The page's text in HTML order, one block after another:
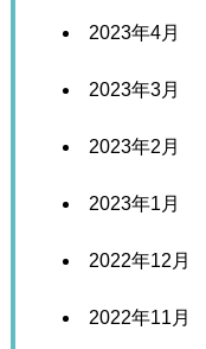
2023年4月
2023年3月
2023年2月
2023年1月
2022年12月
2022年11月